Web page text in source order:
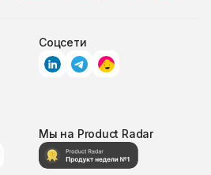
Соцсети
Мы на Product Radar